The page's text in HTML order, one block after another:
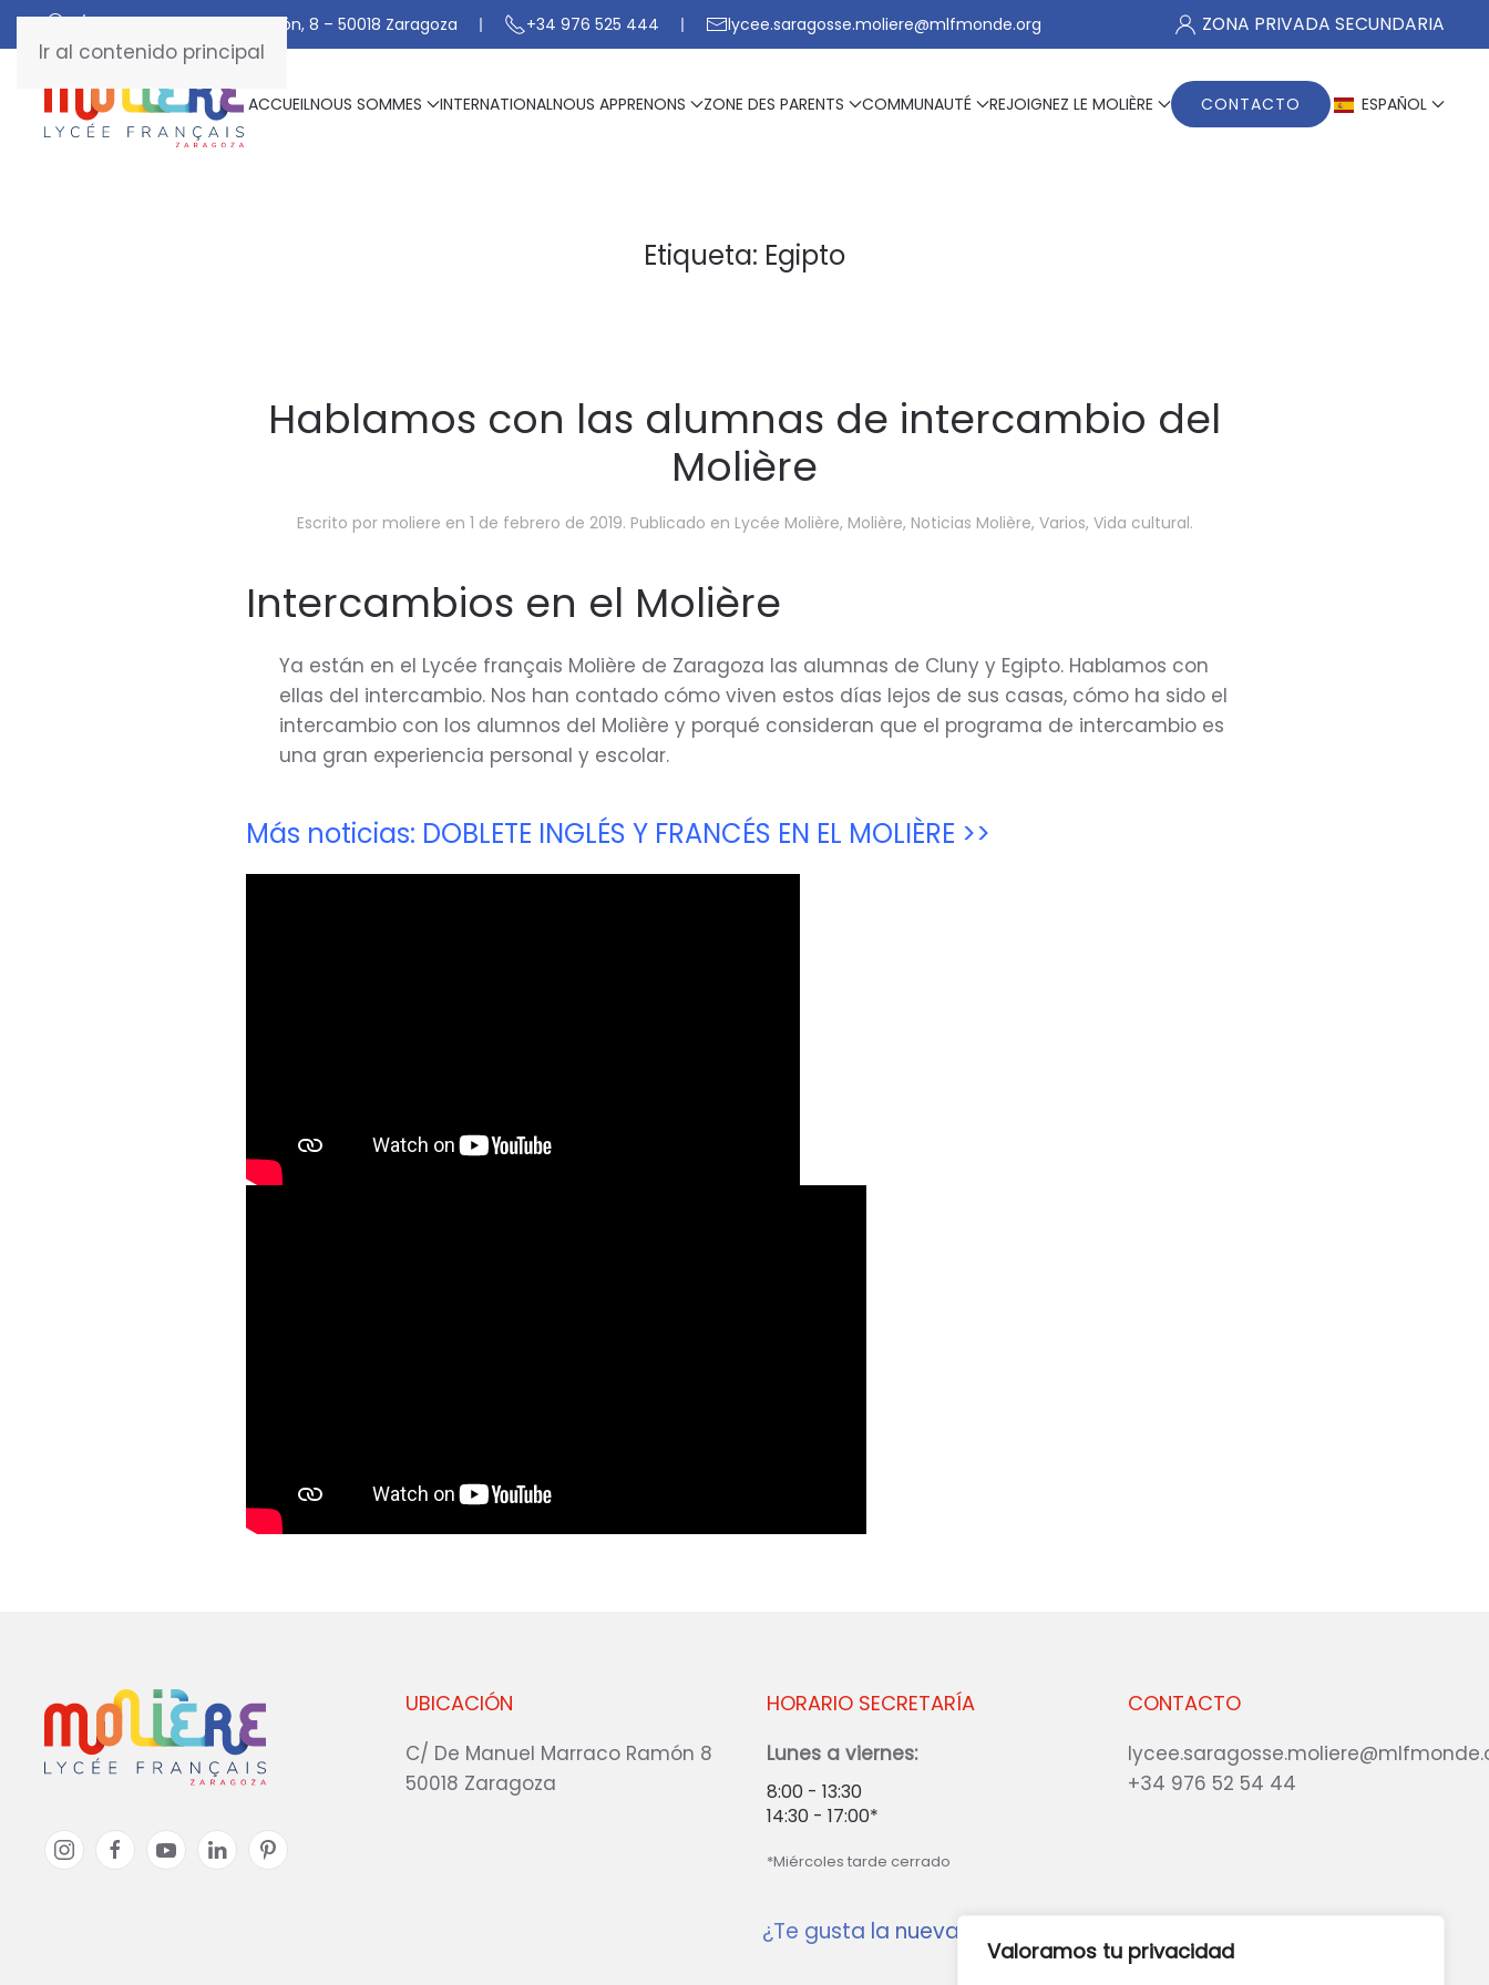
Valoramos tu privacidad
Ir al contenido principal
C/ De Manuel Marraco Ramón, 8 – 50018 Zaragoza +34 976 525 444 lycee.saragosse.moliere@mlfmonde.org ZONA PRIVADA SECUNDARIA
ACCUEILNOUS SOMMES INTERNATIONALNOUS APPRENONS ZONE DES PARENTS COMMUNAUTÉ REJOIGNEZ LE MOLIÈRE CONTACTO ESPAÑOL
Etiqueta: Egipto
Hablamos con las alumnas de intercambio del
Molière
Escrito por moliere en 1 de febrero de 2019. Publicado en Lycée Molière, Molière, Noticias Molière, Varios, Vida cultural.
Intercambios en el Molière
Ya están en el Lycée français Molière de Zaragoza las alumnas de Cluny y Egipto. Hablamos con
ellas del intercambio. Nos han contado cómo viven estos días lejos de sus casas, cómo ha sido el
intercambio con los alumnos del Molière y porqué consideran que el programa de intercambio es
una gran experiencia personal y escolar.
Más noticias: DOBLETE INGLÉS Y FRANCÉS EN EL MOLIÈRE >>
UBICACIÓN
C/ De Manuel Marraco Ramón 8
50018 Zaragoza
CONTACTO
+34 976 52 54 44
HORARIO SECRETARÍA
Lunes a viernes:
8:00 - 13:30
14:30 - 17:00*
*Miércoles tarde cerrado
¿Te gusta la nueva web?